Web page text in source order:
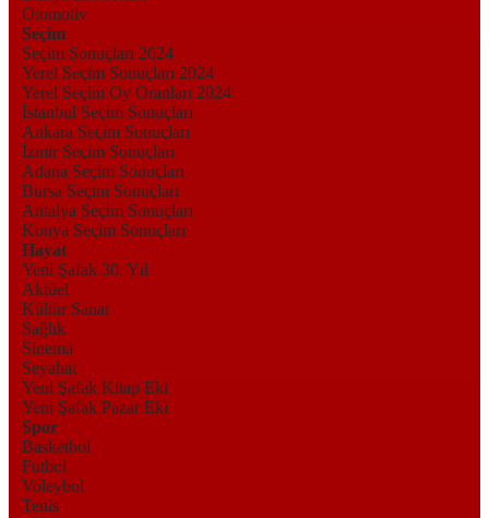
Otomotiv
Seçim
Seçim Sonuçları 2024
Yerel Seçim Sonuçları 2024
Yerel Seçim Oy Oranları 2024
İstanbul Seçim Sonuçları
Ankara Seçim Sonuçları
İzmir Seçim Sonuçları
Adana Seçim Sonuçları
Bursa Seçim Sonuçları
Antalya Seçim Sonuçları
Konya Seçim Sonuçları
Hayat
Yeni Şafak 30. Yıl
Aktüel
Kültür Sanat
Sağlık
Sinema
Seyahat
Yeni Şafak Kitap Eki
Yeni Şafak Pazar Eki
Spor
Basketbol
Futbol
Voleybol
Tenis